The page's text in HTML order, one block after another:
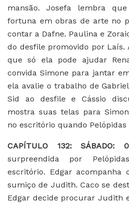
mansão. Josefa lembra
fortuna em obras de arte no
contar a Dafne. Paulina e
do desfile promovido por Laís.
que só ela pode ajudar
convida Simone para jantar
ela avalie o trabalho de
Sid ao desfile e Cássio
mostra suas telas para
no escritório quando Pelópidas
CAPÍTULO 132: SÁBADO:
surpreendida por
escritório. Edgar acompanha
sumiço de Judith. Caco se
Edgar decide procurar Judith